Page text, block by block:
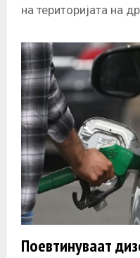
на територијата на
Поевтинуваат